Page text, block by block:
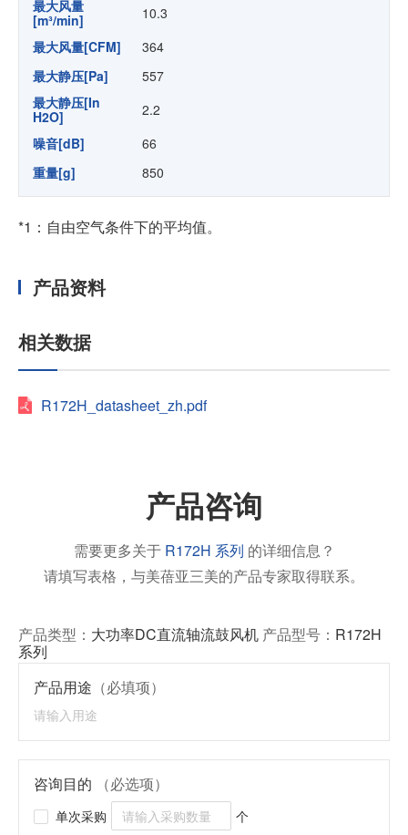
最大风量
[m³/min]
10.3
最大风量[CFM]
364
最大静压[Pa]
557
最大静压[In
H2O]
2.2
噪音[dB]
66
重量[g]
850
*1：自由空气条件下的平均值。
产品资料
相关数据
R172H_datasheet_zh.pdf
产品咨询
需要更多关于 R172H 系列 的详细信息？
请填写表格，与美蓓亚三美的产品专家取得联系。
产品类型： 大功率DC直流轴流鼓风机 产品型号： R172H
系列
产品用途 （必填项）
咨询目的 （必选项）
单次采购 个